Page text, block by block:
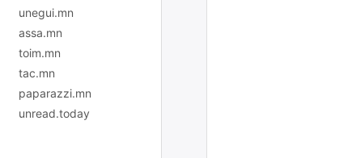
unegui.mn
assa.mn
toim.mn
tac.mn
paparazzi.mn
unread.today